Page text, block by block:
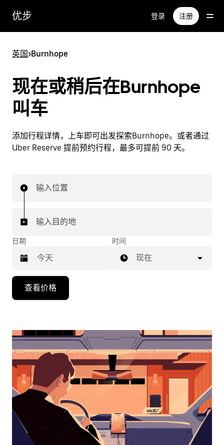
优步 登录 注册
英国>Burnhope
现在或稍后在Burnhope
叫车
添加行程详情，上车即可出发探索Burnhope。或者通过
Uber Reserve 提前预约行程，最多可提前 90 天。
输入位置
输入目的地
日期
向
头
浏
日
并
时间
现在
查看价格